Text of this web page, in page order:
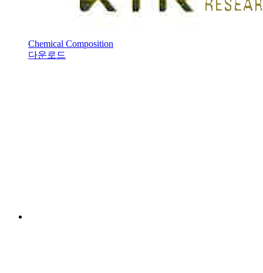
Chemical Composition
다운로드